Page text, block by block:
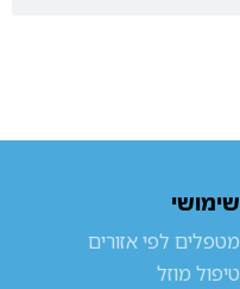
שימושי
מטפלים לפי אזורים
טיפול מוזל